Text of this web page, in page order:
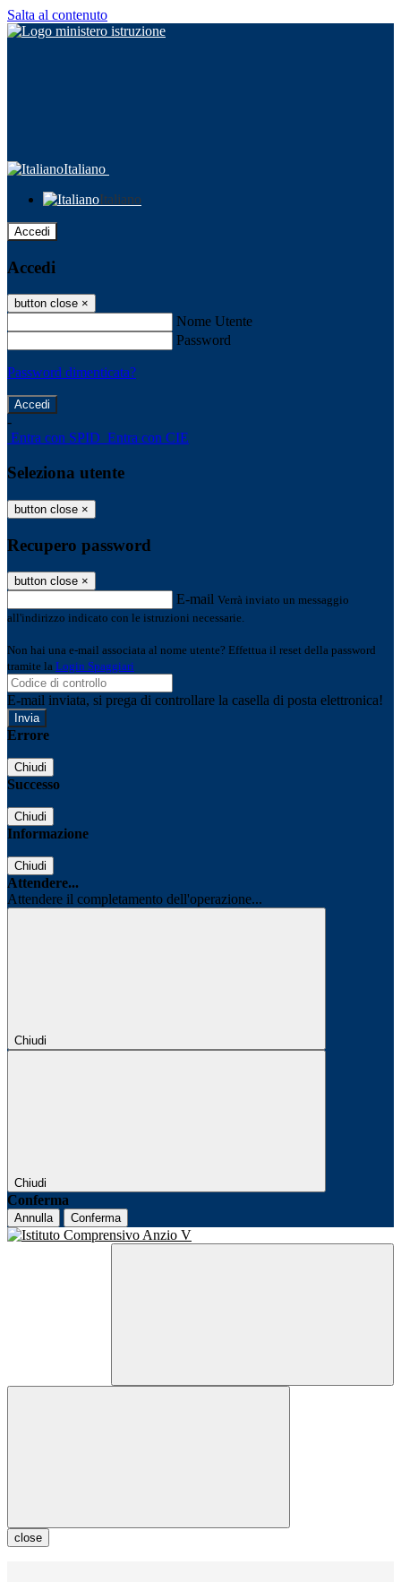
Salta al contenuto
Italiano
Italiano
Accedi
Accedi
button close ×
Nome Utente
Password
Password dimenticata?
-
Entra con SPID Entra con CIE
Seleziona utente
button close ×
Recupero password
button close ×
E-mail Verrà inviato un messaggio
all'indirizzo indicato con le istruzioni necessarie.
Non hai una e-mail associata al nome utente? Effettua il reset della password
tramite la Login Spaggiari
E-mail inviata, si prega di controllare la casella di posta elettronica!
Errore
Chiudi
Successo
Chiudi
Informazione
Chiudi
Attendere...
Attendere il completamento dell'operazione...
Chiudi
Chiudi
Conferma
Annulla Conferma
close